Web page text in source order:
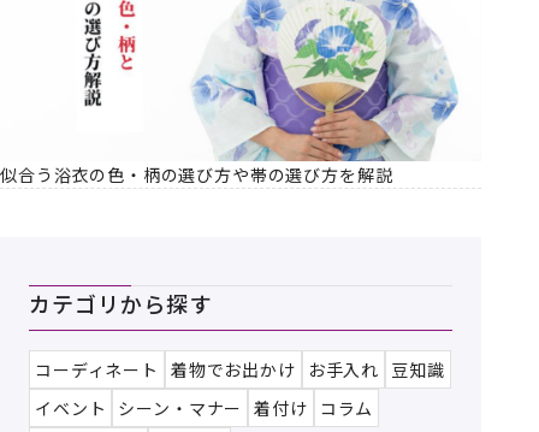
似合う浴衣の色・柄の選び方や帯の選び方を解説
カテゴリから探す
コーディネート 着物でお出かけ お手入れ 豆知識
イベント
シーン・マナー 着付け コラム